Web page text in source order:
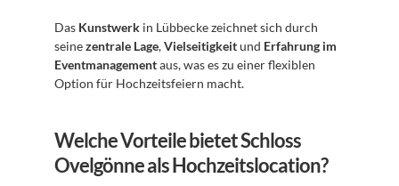
Das Kunstwerk in Lübbecke zeichnet sich durch
seine zentrale Lage, Vielseitigkeit und Erfahrung im
Eventmanagement aus, was es zu einer flexiblen
Option für Hochzeitsfeiern macht.
Welche Vorteile bietet Schloss
Ovelgönne als Hochzeitslocation?